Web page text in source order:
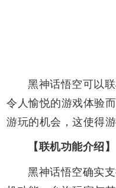
黑神话悟空可以
令人愉悦的游戏体验
游玩的机会，这使得
【联机功能介绍】
黑神话悟空确实